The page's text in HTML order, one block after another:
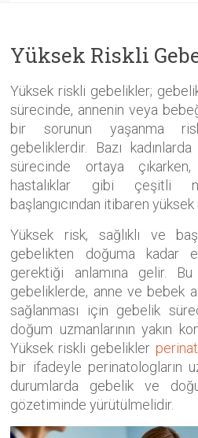
Yüksek Riskli
Yüksek riskli gebelikler;
sürecinde, annenin veya
bir sorunun yaşanma
gebeliklerdir. Bazı
sürecinde ortaya
hastalıklar gibi çeşitli
başlangıcından itibaren yüksek
Yüksek risk, sağlıklı ve
gebelikten doğuma kadar
gerektiği anlamına gelir.
gebeliklerde, anne ve bebek
sağlanması için gebelik
doğum uzmanlarının yakın
Yüksek riskli gebelikler
bir ifadeyle perinatologların
durumlarda gebelik ve
gözetiminde yürütülmelidir.